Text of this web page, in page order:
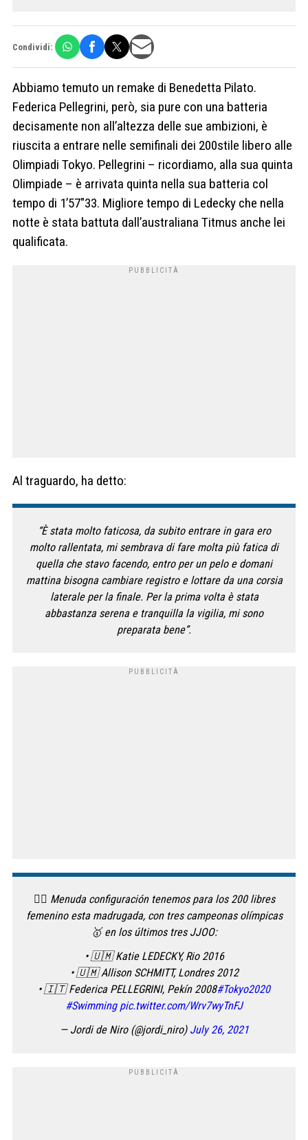
Condividi:
Abbiamo temuto un remake di Benedetta Pilato.
Federica Pellegrini, però, sia pure con una batteria
decisamente non all’altezza delle sue ambizioni, è
riuscita a entrare nelle semifinali dei 200stile libero alle
Olimpiadi Tokyo. Pellegrini – ricordiamo, alla sua quinta
Olimpiade – è arrivata quinta nella sua batteria col
tempo di 1’57″33. Migliore tempo di Ledecky che nella
notte è stata battuta dall’australiana Titmus anche lei
qualificata.
Al traguardo, ha detto:
“È stata molto faticosa, da subito entrare in gara ero
molto rallentata, mi sembrava di fare molta più fatica di
quella che stavo facendo, entro per un pelo e domani
mattina bisogna cambiare registro e lottare da una corsia
laterale per la finale. Per la prima volta è stata
abbastanza serena e tranquilla la vigilia, mi sono
preparata bene”.
🏊‍♀️ Menuda configuración tenemos para los 200 libres
femenino esta madrugada, con tres campeonas olímpicas
🥇 en los últimos tres JJOO:
• 🇺🇲 Katie LEDECKY, Rio 2016
• 🇺🇲 Allison SCHMITT, Londres 2012
• 🇮🇹 Federica PELLEGRINI, Pekín 2008#Tokyo2020
#Swimming pic.twitter.com/Wrv7wyTnFJ
— Jordi de Niro (@jordi_niro) July 26, 2021